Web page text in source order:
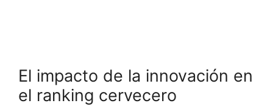
El impacto de la innovación en
el ranking cervecero